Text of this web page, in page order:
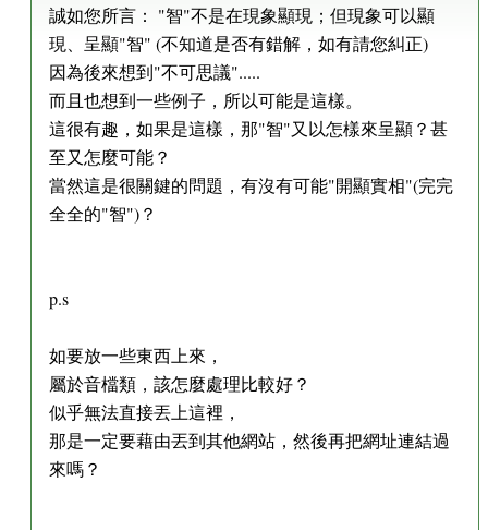
誠如您所言： "智"不是在現象顯現；但現象可以顯
現、呈顯"智" (不知道是否有錯解，如有請您糾正)
因為後來想到"不可思議".....
而且也想到一些例子，所以可能是這樣。
這很有趣，如果是這樣，那"智"又以怎樣來呈顯？甚
至又怎麼可能？
當然這是很關鍵的問題，有沒有可能"開顯實相"(完完
全全的"智")？
p.s
如要放一些東西上來，
屬於音檔類，該怎麼處理比較好？
似乎無法直接丟上這裡，
那是一定要藉由丟到其他網站，然後再把網址連結過
來嗎？